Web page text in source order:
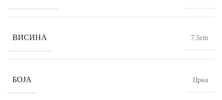
ВИСИНА 7.5cm
БОЈА Црна